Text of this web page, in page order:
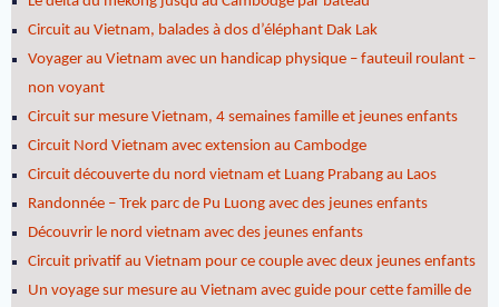
Circuit au Vietnam, balades à dos d’éléphant Dak Lak
Voyager au Vietnam avec un handicap physique – fauteuil roulant –
non voyant
Circuit sur mesure Vietnam, 4 semaines famille et jeunes enfants
Circuit Nord Vietnam avec extension au Cambodge
Circuit découverte du nord vietnam et Luang Prabang au Laos
Randonnée – Trek parc de Pu Luong avec des jeunes enfants
Découvrir le nord vietnam avec des jeunes enfants
Circuit privatif au Vietnam pour ce couple avec deux jeunes enfants
Un voyage sur mesure au Vietnam avec guide pour cette famille de